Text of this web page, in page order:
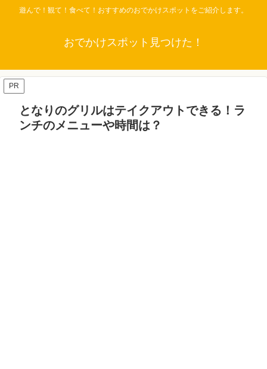
遊んで！観て！食べて！おすすめのおでかけスポットをご紹介します。
おでかけスポット見つけた！
PR
となりのグリルはテイクアウトできる！ラ
ンチのメニューや時間は？